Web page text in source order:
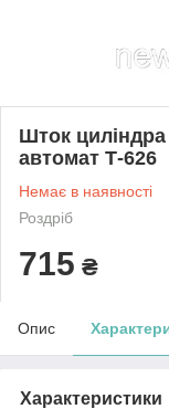
Шток
автомат Т-626
Немає в наявності
Роздріб
715 ₴
Опис
Характеристики